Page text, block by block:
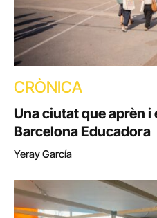
CRÒNICA
Una ciutat que aprèn
Barcelona Educadora
Yeray García